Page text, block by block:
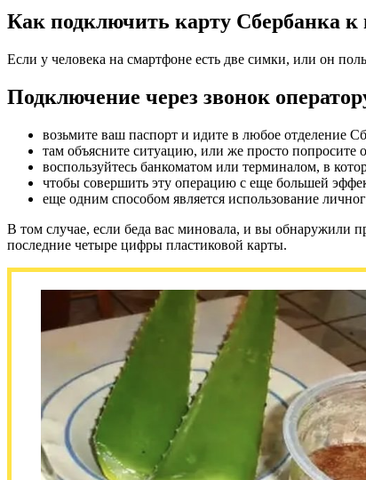
Как подключить карту Сбербанка к
Если у человека на смартфоне есть две симки, или он
Подключение через звонок
возьмите ваш паспорт и идите в любое отделение
там объясните ситуацию, или же просто попросите
воспользуйтесь банкоматом или терминалом, в
чтобы совершить эту операцию с еще большей
еще одним способом является использование
В том случае, если беда вас миновала, и вы обнаружили
последние четыре цифры пластиковой карты.